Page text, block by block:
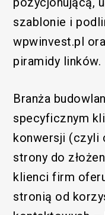
szablonie i
wpwinvest.pl
piramidy linków.
Branża
specyficznym
konwersji (czyli
strony do
klienci firm
stronią od